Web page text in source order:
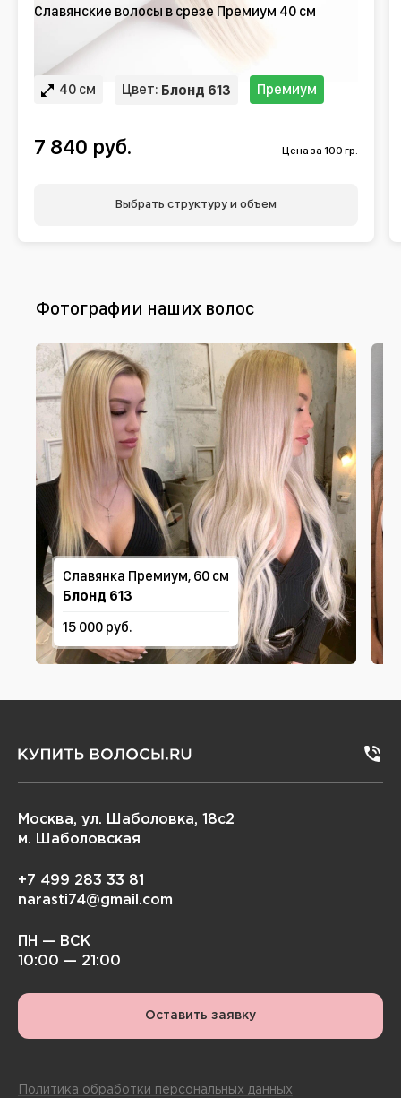
Славянские волосы в срезе Премиум 40 см
40 см Цвет: Блонд 613 Премиум
7 840 руб. Цена за 100 гр.
Выбрать структуру и объем
Фотографии наших волос
Славянка Премиум, 60 см
Блонд 613
15 000 руб.
Москва, ул. Шаболовка, 18с2
м. Шаболовская
+7 499 283 33 81
narasti74@gmail.com
ПН — ВСК
10:00 — 21:00
Оставить заявку
Политика обработки персональных данных